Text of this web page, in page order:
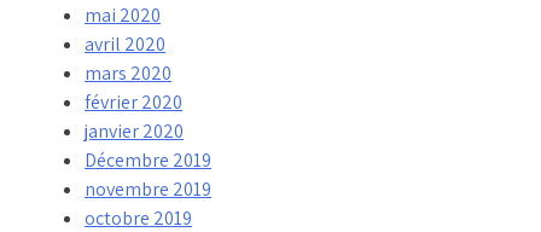
mai 2020
avril 2020
mars 2020
février 2020
janvier 2020
Décembre 2019
novembre 2019
octobre 2019